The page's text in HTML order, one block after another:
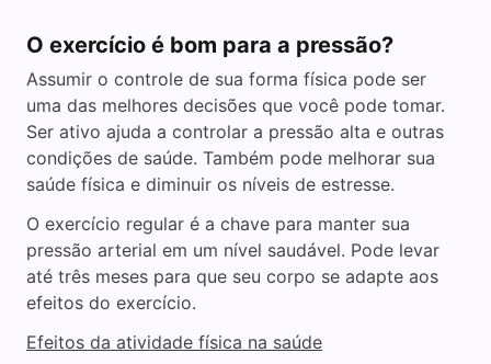
O exercício é bom para a pressão?
Assumir o controle de sua forma física pode ser
uma das melhores decisões que você pode tomar.
Ser ativo ajuda a controlar a pressão alta e outras
condições de saúde. Também pode melhorar sua
saúde física e diminuir os níveis de estresse.
O exercício regular é a chave para manter sua
pressão arterial em um nível saudável. Pode levar
até três meses para que seu corpo se adapte aos
efeitos do exercício.
Efeitos da atividade física na saúde